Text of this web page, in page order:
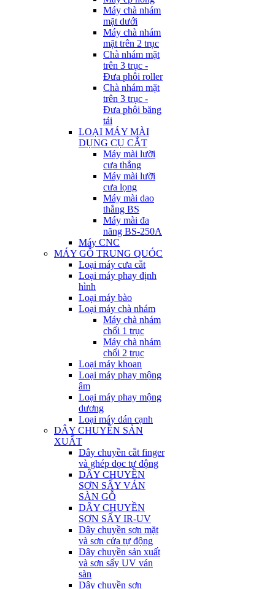
Máy chà nhám
mặt dưới
Máy chà nhám
mặt trên 2 trục
Chà nhám mặt
trên 3 trục -
Đưa phôi roller
Chà nhám mặt
trên 3 trục -
Đưa phôi băng
tải
LOẠI MÁY MÀI
DỤNG CỤ CẮT
Máy mài lưỡi
cưa thẳng
Máy mài lưỡi
cưa lọng
Máy mài dao
thẳng BS
Máy mài đa
năng BS-250A
Máy CNC
MÁY GỖ TRUNG QUÓC
Loại máy cưa cắt
Loại máy phay định
hình
Loại máy bào
Loại máy chà nhám
Máy chà nhám
chổi 1 trục
Máy chà nhám
chổi 2 trục
Loại máy khoan
Loại máy phay mộng
âm
Loại máy phay mộng
dương
Loại máy dán cạnh
DÂY CHUYỀN SẢN
XUẤT
Dây chuyền cắt finger
và ghép dọc tự động
DÂY CHUYỀN
SƠN SẤY VÁN
SÀN GỖ
DÂY CHUYỀN
SƠN SẤY IR-UV
Dây chuyền sơn mặt
và sơn cửa tự động
Dây chuyền sản xuất
và sơn sấy UV ván
sàn
Dây chuyền sơn